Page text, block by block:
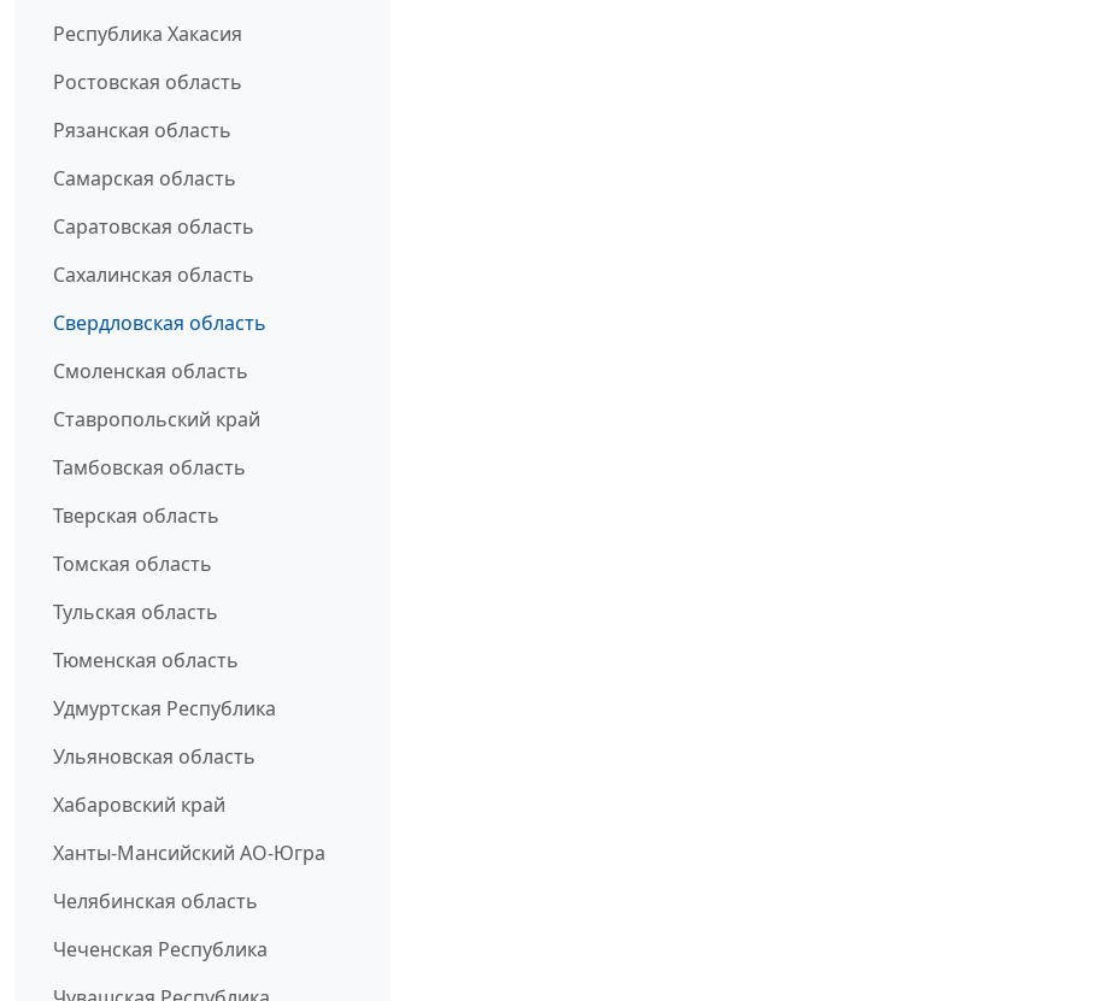
Республика Хакасия
Ростовская область
Рязанская область
Самарская область
Саратовская область
Сахалинская область
Свердловская область
Смоленская область
Ставропольский край
Тамбовская область
Тверская область
Томская область
Тульская область
Тюменская область
Удмуртская Республика
Ульяновская область
Хабаровский край
Ханты-Мансийский АО-Югра
Челябинская область
Чеченская Республика